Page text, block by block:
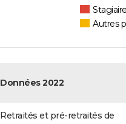
Autres
Données 2022
Retraités et pré-retraités de